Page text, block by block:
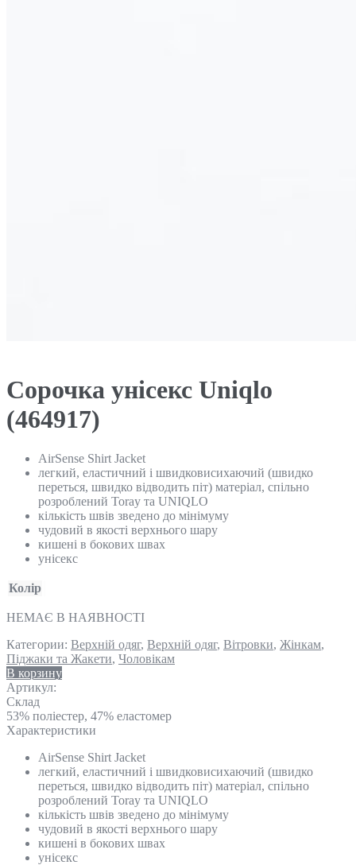
Сорочка унісекс Uniqlo
(464917)
AirSense Shirt Jacket
легкий, еластичний і швидковисихаючий (швидко
переться, швидко відводить піт) матеріал, спільно
розроблений Toray та UNIQLO
кількість швів зведено до мінімуму
чудовий в якості верхнього шару
кишені в бокових швах
унісекс
Колір
НЕМАЄ В НАЯВНОСТІ
Категории: Верхній одяг, Верхній одяг, Вітровки, Жінкам,
Піджаки та Жакети, Чоловікам
В корзину
Артикул:
Склад
53% поліестер, 47% еластомер
Характеристики
AirSense Shirt Jacket
легкий, еластичний і швидковисихаючий (швидко
переться, швидко відводить піт) матеріал, спільно
розроблений Toray та UNIQLO
кількість швів зведено до мінімуму
чудовий в якості верхнього шару
кишені в бокових швах
унісекс